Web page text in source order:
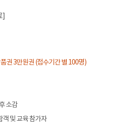
권 3만원권 (접수기간 별 100명)
소감
객 및 교육 참가자